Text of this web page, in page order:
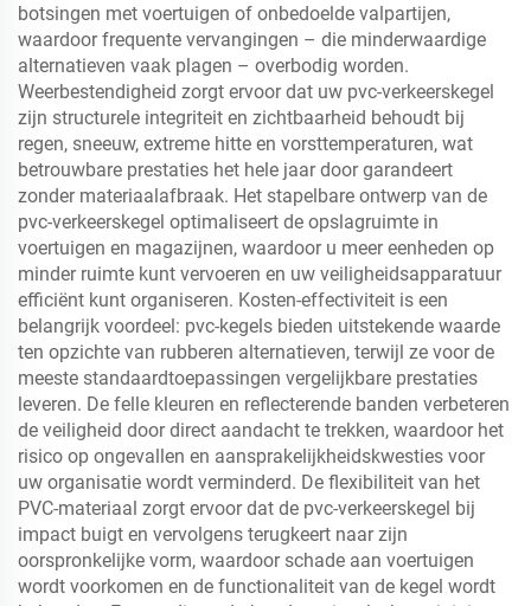
botsingen met voertuigen of onbedoelde valpartijen,
waardoor frequente vervangingen – die minderwaardige
alternatieven vaak plagen – overbodig worden.
Weerbestendigheid zorgt ervoor dat uw pvc-verkeerskegel
zijn structurele integriteit en zichtbaarheid behoudt bij
regen, sneeuw, extreme hitte en vorsttemperaturen, wat
betrouwbare prestaties het hele jaar door garandeert
zonder materiaalafbraak. Het stapelbare ontwerp van de
pvc-verkeerskegel optimaliseert de opslagruimte in
voertuigen en magazijnen, waardoor u meer eenheden op
minder ruimte kunt vervoeren en uw veiligheidsapparatuur
efficiënt kunt organiseren. Kosten-effectiviteit is een
belangrijk voordeel: pvc-kegels bieden uitstekende waarde
ten opzichte van rubberen alternatieven, terwijl ze voor de
meeste standaardtoepassingen vergelijkbare prestaties
leveren. De felle kleuren en reflecterende banden verbeteren
de veiligheid door direct aandacht te trekken, waardoor het
risico op ongevallen en aansprakelijkheidskwesties voor
uw organisatie wordt verminderd. De flexibiliteit van het
PVC-materiaal zorgt ervoor dat de pvc-verkeerskegel bij
impact buigt en vervolgens terugkeert naar zijn
oorspronkelijke vorm, waardoor schade aan voertuigen
wordt voorkomen en de functionaliteit van de kegel wordt